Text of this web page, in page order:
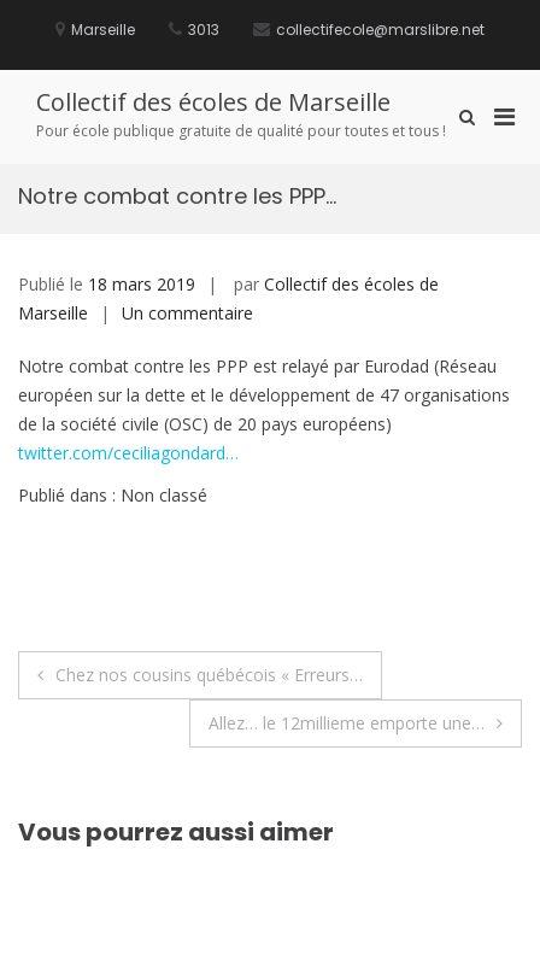
Marseille 3013 collectifecole@marslibre.net
Collectif des écoles de Marseille
Pour école publique gratuite de qualité pour toutes et tous !
Afficher
Notre combat contre les PPP…
Publié le 18 mars 2019 par Collectif des écoles de
Marseille
Un commentaire
combat
contre
les
Notre combat contre les PPP est relayé par Eurodad (Réseau
européen sur la dette et le développement de 47 organisations
de la société civile (OSC) de 20 pays européens)
twitter.com/ceciliagondard…
Publié dans : Non classé
Navigation
Chez nos cousins québécois « Erreurs…
Allez… le 12millieme emporte une…
Vous pourrez aussi aimer